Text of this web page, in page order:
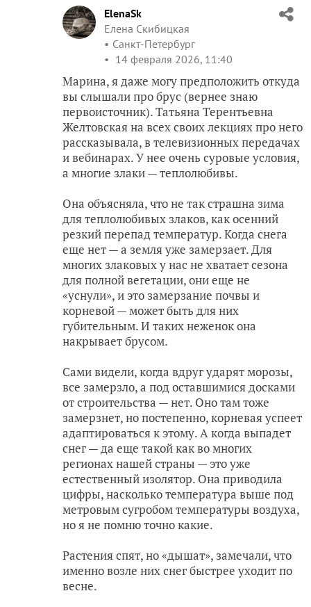
ElenaSk
Елена Скибицкая
Санкт-Петербург
14 февраля 2026, 11:40
Марина, я даже могу предположить откуда
вы слышали про брус (вернее знаю
первоисточник). Татьяна Терентьевна
Желтовская на всех своих лекциях про него
рассказывала, в телевизионных передачах
и вебинарах. У нее очень суровые условия,
а многие злаки — теплолюбивы.
Она объясняла, что не так страшна зима
для теплолюбивых злаков, как осенний
резкий перепад температур. Когда снега
еще нет — а земля уже замерзает. Для
многих злаковых у нас не хватает сезона
для полной вегетации, они еще не
«уснули», и это замерзание почвы и
корневой — может быть для них
губительным. И таких неженок она
накрывает брусом.
Сами видели, когда вдруг ударят морозы,
все замерзло, а под оставшимися досками
от строительства — нет. Оно там тоже
замерзнет, но постепенно, корневая успеет
адаптироваться к этому. А когда выпадет
снег — да еще такой как во многих
регионах нашей страны — это уже
естественный изолятор. Она приводила
цифры, насколько температура выше под
метровым сугробом температуры воздуха,
но я не помню точно какие.
Растения спят, но «дышат», замечали, что
именно возле них снег быстрее уходит по
весне.